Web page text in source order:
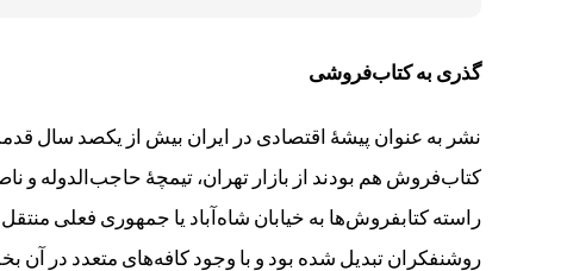
گذری به کتاب‌فروشی
نشر به عنوان پیشۀ اقتصادی در ایران بیش از یکصد سال
راسته کتابفروش‌ها به خیابان شاه‌آباد یا جمهوری فعلی منتقل
روشنفکران تبدیل شده بود و با وجود کافه‌های متعدد در آن